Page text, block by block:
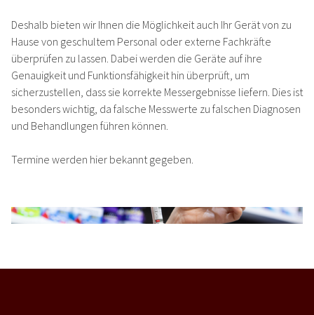
TEAM
JOBS
SHOP
KONTAKT
Deshalb bieten wir Ihnen die Möglichkeit auch Ihr Gerät von zu
Hause von geschultem Personal oder externe Fachkräfte
überprüfen zu lassen. Dabei werden die Geräte auf ihre
Genauigkeit und Funktionsfähigkeit hin überprüft, um
sicherzustellen, dass sie korrekte Messergebnisse liefern. Dies ist
besonders wichtig, da falsche Messwerte zu falschen Diagnosen
und Behandlungen führen können.
Termine werden hier bekannt gegeben.